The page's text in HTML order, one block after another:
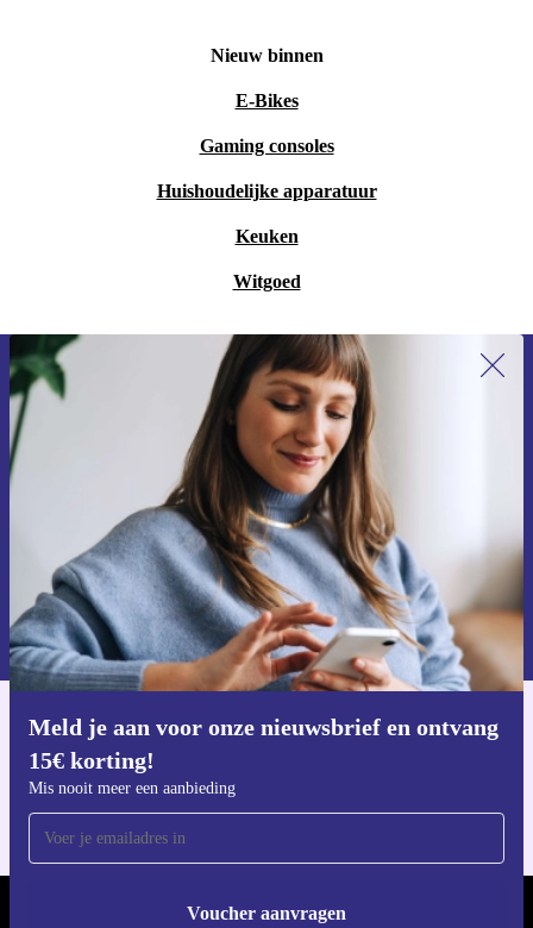
Nieuw binnen
E-Bikes
Gaming consoles
Huishoudelijke apparatuur
Keuken
Witgoed
Meld je aan voor onze nieuwsbrief en ontvang
15€ korting!
Mis nooit meer een aanbieding
Voucher aanvragen
Meld je aan voor onze nieuwsbrief en
ontvang €15 korting!
Mis nooit meer een aanbieding.
Voucher aanvragen
Informatie over het gebruik van persoonsgegevens vind je in ons
privacybeleid
Download de refurbed app
REFURBED NEDERLAND - RETHINK NEW.